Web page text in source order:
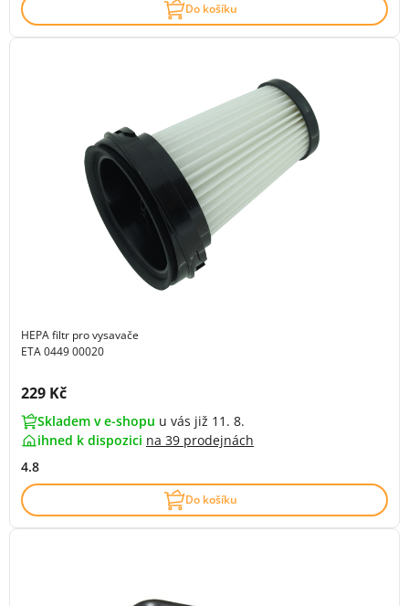
Do košíku
HEPA filtr pro vysavače
ETA 0449 00020
Cena s DPH:
229 Kč
Skladem v e-shopu u vás již 11. 8.
ihned k dispozici na 39 prodejnách
4.8
Do košíku